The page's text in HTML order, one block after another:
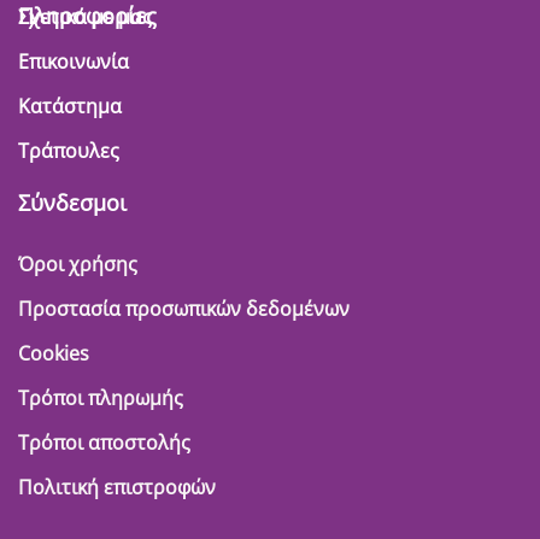
Πληροφορίες
Σχετικά με μας
Επικοινωνία
Κατάστημα
Τράπουλες
Σύνδεσμοι
Όροι χρήσης
Προστασία προσωπικών δεδομένων
Cookies
Τρόποι πληρωμής
Τρόποι αποστολής
Πολιτική επιστροφών